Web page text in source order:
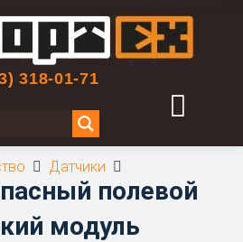
318-01-71
Датчики
полевой
модуль
по сайту